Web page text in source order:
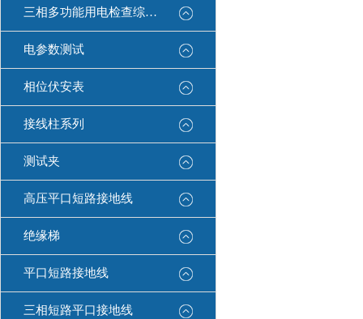
三相多功能用电检查综合测试仪
电参数测试
相位伏安表
接线柱系列
测试夹
高压平口短路接地线
绝缘梯
平口短路接地线
三相短路平口接地线